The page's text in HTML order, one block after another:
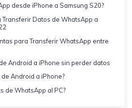
desde iPhone a Samsung S20?
Datos de WhatsApp a
para Transferir WhatsApp entre
Android a iPhone sin perder datos
Android a iPhone?
de WhatsApp al PC?